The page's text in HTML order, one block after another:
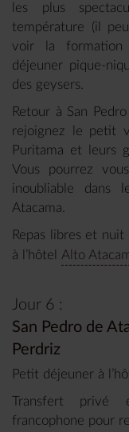
les plus
température (il
voir la formation
déjeuner pique-
des geysers.
Retour à San
rejoignez le petit
Puritama et leurs
Vous pourrez
inoubliable dans
Atacama.
Repas libres et nuit
à l’hôtel Alto
Jour 6 :
San Pedro de
Perdriz
Petit déjeuner à
Transfert privé
francophone pour